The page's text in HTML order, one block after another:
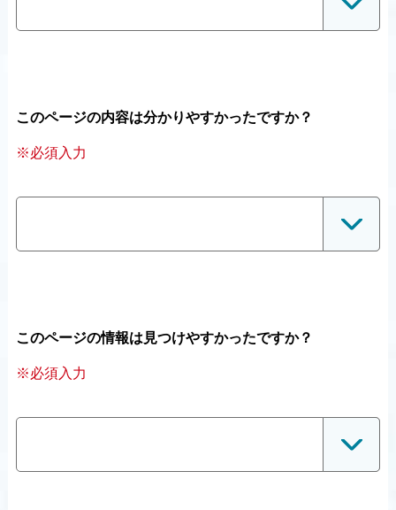
このページの内容は分かりやすかったですか？
※必須入力
このページの情報は見つけやすかったですか？
※必須入力